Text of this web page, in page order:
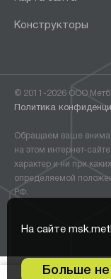
На сайте
Больше
Конструкторы
© 2011-2026 ООО
Политика
Обращаем ваше
на этом интернет-
характер и ни при
определяемой
РФ.